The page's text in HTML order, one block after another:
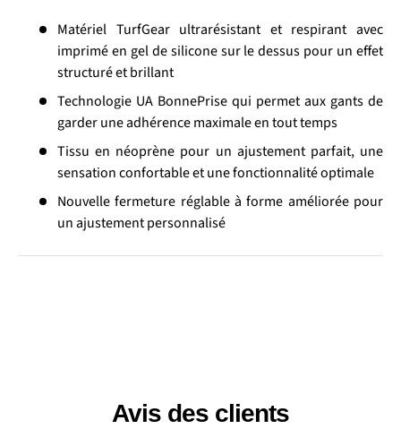
Matériel TurfGear ultrarésistant et respirant avec
imprimé en gel de silicone sur le dessus pour un effet
structuré et brillant
Technologie UA BonnePrise qui permet aux gants de
garder une adhérence maximale en tout temps
Tissu en néoprène pour un ajustement parfait, une
sensation confortable et une fonctionnalité optimale
Nouvelle fermeture réglable à forme améliorée pour
un ajustement personnalisé
Avis des clients